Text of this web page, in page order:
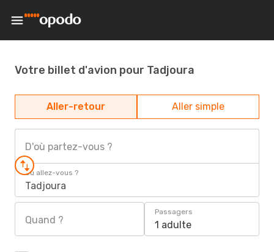
Votre billet d'avion pour Tadjoura
Aller-retour Aller simple
D'où partez-vous ?
Où allez-vous ?
Tadjoura
Quand ?
Passagers
1 adulte